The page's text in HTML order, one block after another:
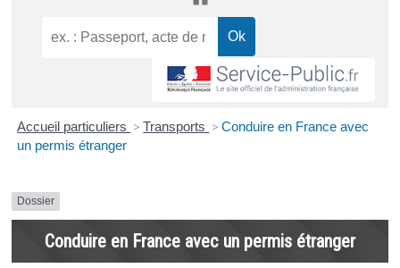
Accueil particuliers > Transports > Conduire en France avec
un permis étranger
Dossier
Conduire en France avec un permis étranger